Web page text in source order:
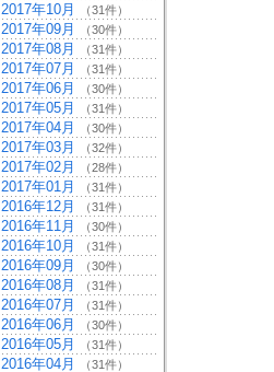
2017年10月 （31件）
2017年09月 （30件）
2017年08月 （31件）
2017年07月 （31件）
2017年06月 （30件）
2017年05月 （31件）
2017年04月 （30件）
2017年03月 （32件）
2017年02月 （28件）
2017年01月 （31件）
2016年12月 （31件）
2016年11月 （30件）
2016年10月 （31件）
2016年09月 （30件）
2016年08月 （31件）
2016年07月 （31件）
2016年06月 （30件）
2016年05月 （31件）
2016年04月 （31件）